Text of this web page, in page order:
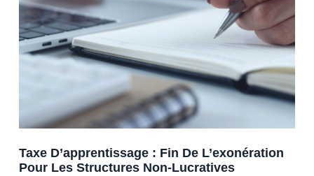
Taxe D’apprentissage : Fin De L’exonération
Pour Les Structures Non-Lucratives